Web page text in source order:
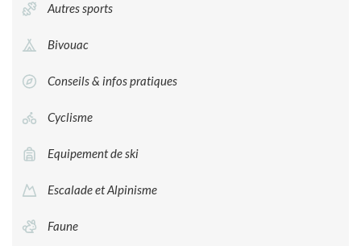
Autres sports
Bivouac
Conseils & infos pratiques
Cyclisme
Equipement de ski
Escalade et Alpinisme
Faune